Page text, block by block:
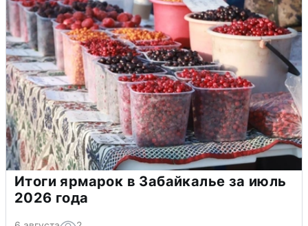
Итоги ярмарок в Забайкалье за июль
2026 года